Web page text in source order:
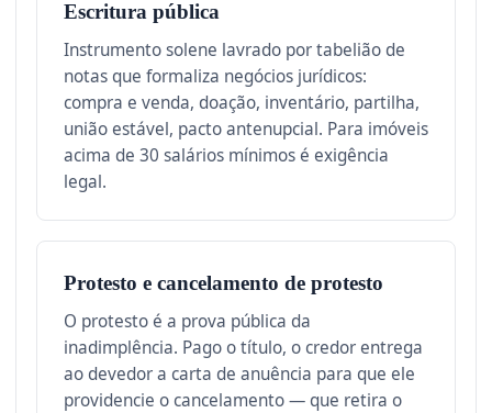
Escritura pública
Instrumento solene lavrado por tabelião de
notas que formaliza negócios jurídicos:
compra e venda, doação, inventário, partilha,
união estável, pacto antenupcial. Para imóveis
acima de 30 salários mínimos é exigência
legal.
Protesto e cancelamento de protesto
O protesto é a prova pública da
inadimplência. Pago o título, o credor entrega
ao devedor a carta de anuência para que ele
providencie o cancelamento — que retira o